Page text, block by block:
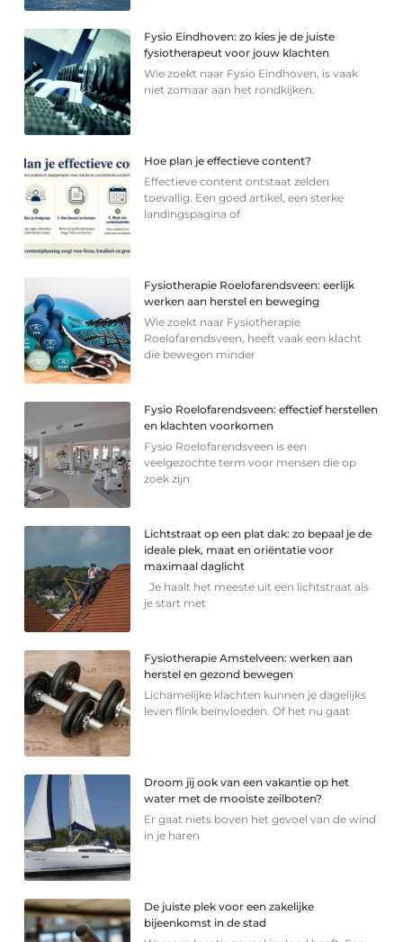
Fysio Eindhoven: zo kies je de juiste
fysiotherapeut voor jouw klachten
Wie zoekt naar Fysio Eindhoven, is vaak
niet zomaar aan het rondkijken.
Hoe plan je effectieve content?
Effectieve content ontstaat zelden
toevallig. Een goed artikel, een sterke
landingspagina of
Fysiotherapie Roelofarendsveen: eerlijk
werken aan herstel en beweging
Wie zoekt naar Fysiotherapie
Roelofarendsveen, heeft vaak een klacht
die bewegen minder
Fysio Roelofarendsveen: effectief herstellen
en klachten voorkomen
Fysio Roelofarendsveen is een
veelgezochte term voor mensen die op
zoek zijn
Lichtstraat op een plat dak: zo bepaal je de
ideale plek, maat en oriëntatie voor
maximaal daglicht
Je haalt het meeste uit een lichtstraat als
je start met
Fysiotherapie Amstelveen: werken aan
herstel en gezond bewegen
Lichamelijke klachten kunnen je dagelijks
leven flink beïnvloeden. Of het nu gaat
Droom jij ook van een vakantie op het
water met de mooiste zeilboten?
Er gaat niets boven het gevoel van de wind
in je haren
De juiste plek voor een zakelijke
bijeenkomst in de stad